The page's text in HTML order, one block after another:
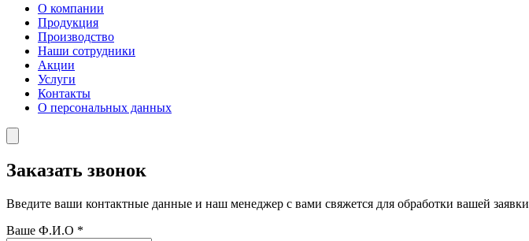
О компании
Продукция
Производство
Наши сотрудники
Акции
Услуги
Контакты
О персональных данных
Заказать звонок
Введите ваши контактные данные и наш менеджер с вами свяжется для обработки вашей заявки
Ваше Ф.И.О *